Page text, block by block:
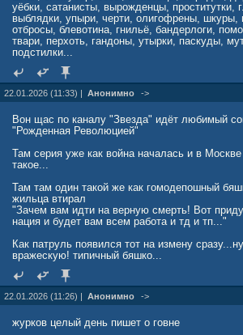
уёбки, сатанисты, вырожденцы, проститутки,
выблядки, упыри, черти, олигофрены, шкуры,
отбросы, блевотина, гнильё, бандерлоги,
твари, перхоть, гандоны, утырки, паскуды,
подстилки...
22.01.2026 (11:33) | Анонимно ->
Вон щас по каналу "Звезда" идёт любимый
"Рожденная Революцией"
Там серия уже как война началась и в
такое...
Там там один такой же как гомодепошный
жильца втирал
"Зачем вам идти на верную смерть! Вот
нация и будет вам всем работа и тд и тп..."
Как патруль появился тот на измену
вражескую! типичный бяшко...
22.01.2026 (11:26) | Анонимно ->
журков целый день пишет о говне